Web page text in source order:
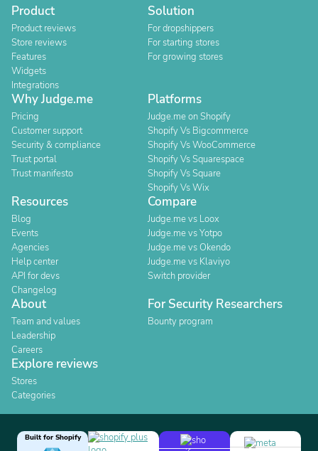
Product
Product reviews
Store reviews
Features
Widgets
Integrations
Solution
For dropshippers
For starting stores
For growing stores
Why Judge.me
Pricing
Customer support
Security & compliance
Trust portal
Trust manifesto
Platforms
Judge.me on Shopify
Shopify Vs Bigcommerce
Shopify Vs WooCommerce
Shopify Vs Squarespace
Shopify Vs Square
Shopify Vs Wix
Resources
Blog
Events
Agencies
Help center
API for devs
Changelog
Compare
Judge.me vs Loox
Judge.me vs Yotpo
Judge.me vs Okendo
Judge.me vs Klaviyo
Switch provider
About
Team and values
Leadership
Careers
For Security Researchers
Bounty program
Explore reviews
Stores
Categories
Built for Shopify